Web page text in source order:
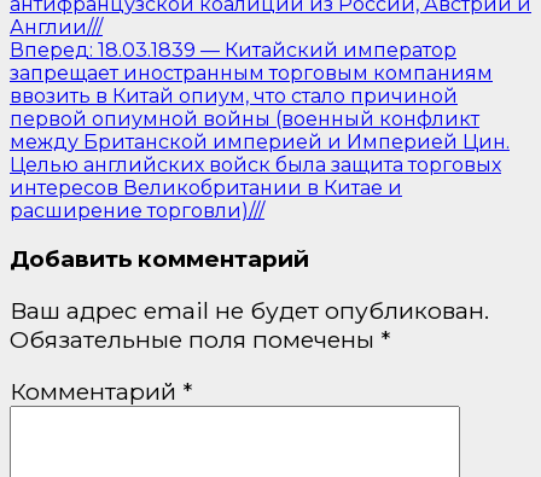
Англии///
Вперед: 18.03.1839 — Китайский император
запрещает иностранным торговым компаниям
ввозить в Китай опиум, что стало причиной
первой опиумной войны (военный конфликт
между Британской империей и Империей Цин.
Целью английских войск была защита торговых
интересов Великобритании в Китае и
расширение торговли)///
Добавить комментарий
Ваш адрес email не будет опубликован.
Обязательные поля помечены *
Комментарий *